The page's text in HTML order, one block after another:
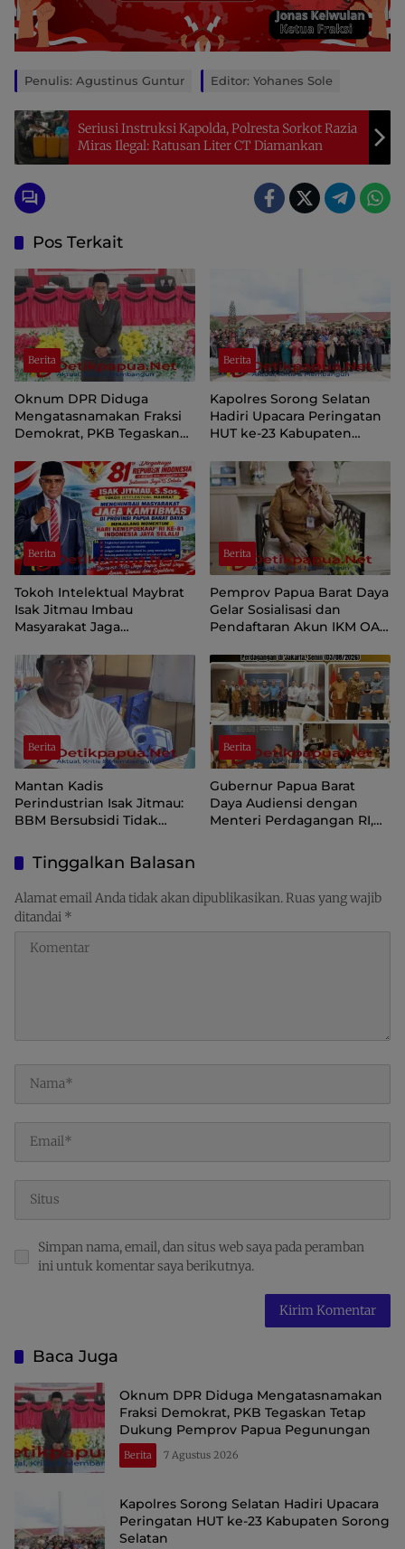
Penulis: Agustinus Guntur Editor: Yohanes Sole
Seriusi Instruksi Kapolda, Polresta Sorkot Razia
Miras Ilegal: Ratusan Liter CT Diamankan
Pos Terkait
Berita
Oknum DPR Diduga
Mengatasnamakan Fraksi
Demokrat, PKB Tegaskan
Papua Pegunungan
Berita
Kapolres Sorong Selatan
Hadiri Upacara Peringatan
HUT ke-23 Kabupaten
Berita
Tokoh Intelektual Maybrat
Isak Jitmau Imbau
Masyarakat Jaga
81 Kemerdekaan RI
Berita
Pemprov Papua Barat Daya
Gelar Sosialisasi dan
Pendaftaran Akun IKM OAP
Berita
Mantan Kadis
Perindustrian Isak Jitmau:
BBM Bersubsidi Tidak
Distribusi Perlu Diperkuat
Berita
Gubernur Papua Barat
Daya Audiensi dengan
Menteri Perdagangan RI,
Indonesia
Tinggalkan Balasan
Alamat email Anda tidak akan dipublikasikan.Ruas yang wajib
ditandai *
Simpan nama, email, dan situs web saya pada peramban
ini untuk komentar saya berikutnya.
Baca Juga
Oknum DPR Diduga Mengatasnamakan
Fraksi Demokrat, PKB Tegaskan Tetap
Dukung Pemprov Papua Pegunungan
Berita 7 Agustus 2026
Kapolres Sorong Selatan Hadiri Upacara
Peringatan HUT ke-23 Kabupaten Sorong
Selatan